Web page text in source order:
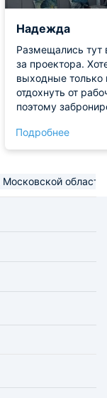
Надежда
Размещались тут
за проектора.
выходные только
отдохнуть от
поэтому
проектором.
вечерам наши
вместе и просто
просторная.
Подробнее
области